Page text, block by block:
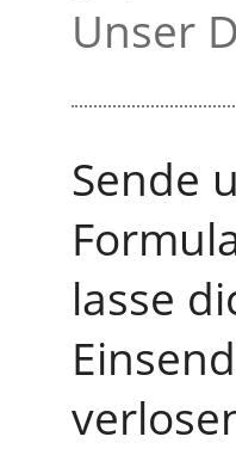
Unser
Sende
lasse